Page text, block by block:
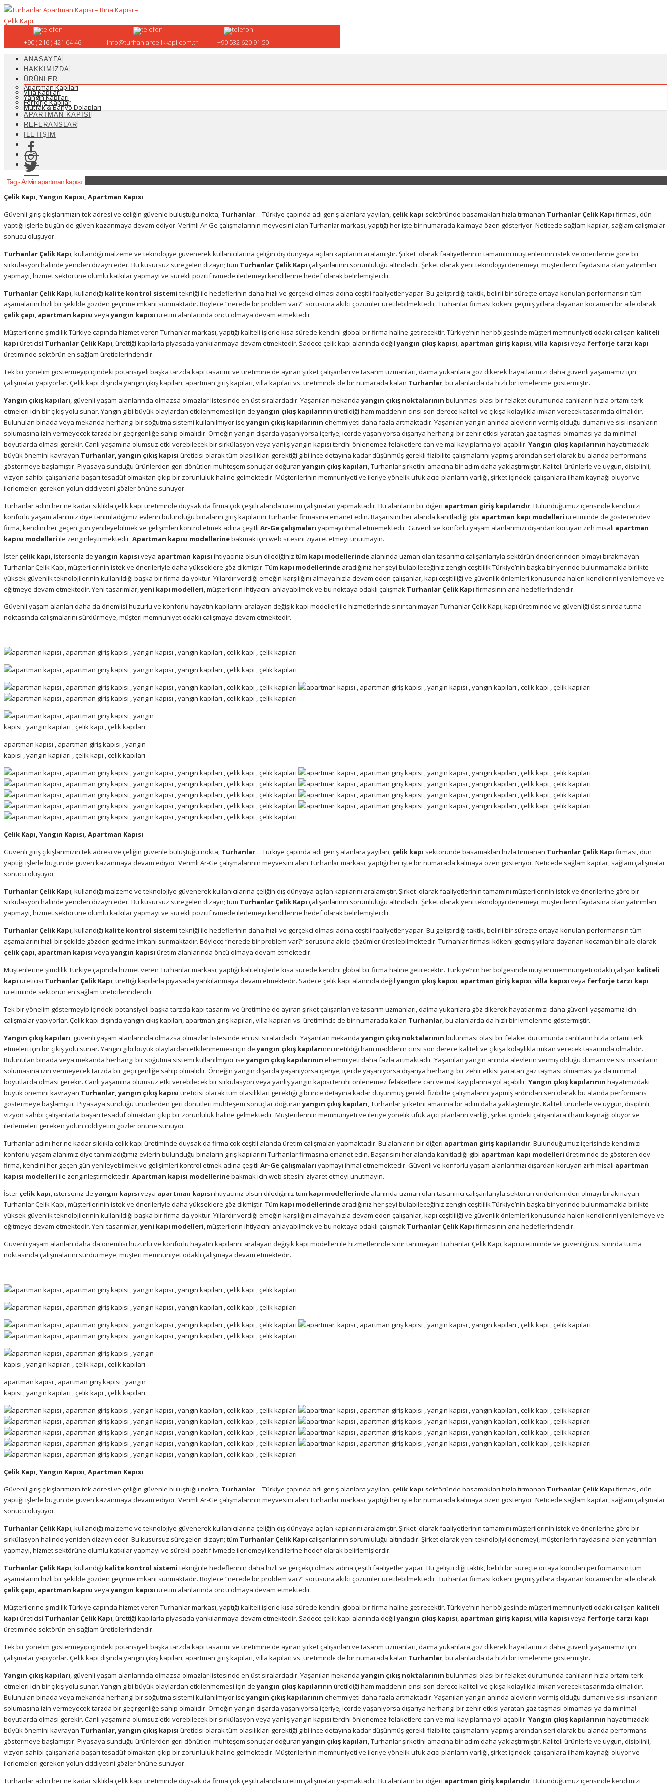
+90 ( 216 ) 421 04 46 info@turhanlarcelikkapi.com.tr +90 532 620 91 50
ANASAYFA
HAKKIMIZDA
ÜRÜNLER
Apartman Kapıları
Villa Kapıları
Yangın Kapıları
Ferforje Kapılar
Mutfak & Banyo Dolapları
APARTMAN KAPISI
REFERANSLAR
İLETİŞİM
Tag - Artvin apartman kapısı
Çelik Kapı, Yangın Kapısı, Apartman Kapısı
Güvenli giriş çıkışlarımızın tek adresi ve çeliğin güvenle buluştuğu nokta; Turhanlar… Türkiye çapında adı geniş alanlara yayılan, çelik kapı sektöründe basamakları hızla tırmanan Turhanlar Çelik Kapı firması, dün
yaptığı işlerle bugün de güven kazanmaya devam ediyor. Verimli Ar-Ge çalışmalarının meyvesini alan Turhanlar markası, yaptığı her işte bir numarada kalmaya özen gösteriyor. Neticede sağlam kapılar, sağlam çalışmalar
sonucu oluşuyor.
Turhanlar Çelik Kapı; kullandığı malzeme ve teknolojiye güvenerek kullanıcılarına çeliğin dış dünyaya açılan kapılarını aralamıştır. Şirket olarak faaliyetlerinin tamamını müşterilerinin istek ve önerilerine göre bir
sirkülasyon halinde yeniden dizayn eder. Bu kusursuz süregelen dizayn; tüm Turhanlar Çelik Kapı çalışanlarının sorumluluğu altındadır. Şirket olarak yeni teknolojiyi denemeyi, müşterilerin faydasına olan yatırımları
yapmayı, hizmet sektörüne olumlu katkılar yapmayı ve sürekli pozitif ivmede ilerlemeyi kendilerine hedef olarak belirlemişlerdir.
Turhanlar Çelik Kapı, kullandığı kalite kontrol sistemi tekniği ile hedeflerinin daha hızlı ve gerçekçi olması adına çeşitli faaliyetler yapar. Bu geliştirdiği taktik, belirli bir süreçte ortaya konulan performansın tüm
aşamalarını hızlı bir şekilde gözden geçirme imkanı sunmaktadır. Böylece “nerede bir problem var?” sorusuna akılcı çözümler üretilebilmektedir. Turhanlar firması kökeni geçmiş yıllara dayanan kocaman bir aile olarak
çelik çapı, apartman kapısı veyayangın kapısı üretim alanlarında öncü olmaya devam etmektedir.
Müşterilerine şimdilik Türkiye çapında hizmet veren Turhanlar markası, yaptığı kaliteli işlerle kısa sürede kendini global bir firma haline getirecektir. Türkiye’nin her bölgesinde müşteri memnuniyeti odaklı çalışan kaliteli
kapı üreticisi Turhanlar Çelik Kapı, ürettiği kapılarla piyasada yankılanmaya devam etmektedir. Sadece çelik kapı alanında değilyangın çıkış kapısı, apartman giriş kapısı,villa kapısı veya ferforje tarzı kapı
üretiminde sektörün en sağlam üreticilerindendir.
Tek bir yönelim göstermeyip içindeki potansiyeli başka tarzda kapı tasarımı ve üretimine de ayıran şirket çalışanları ve tasarım uzmanları, daima yukarılara göz dikerek hayatlarımızı daha güvenli yaşamamız için
çalışmalar yapıyorlar. Çelik kapı dışında yangın çıkış kapıları, apartman giriş kapıları, villa kapıları vs. üretiminde de bir numarada kalan Turhanlar, bu alanlarda da hızlı bir ivmelenme göstermiştir.
Yangın çıkış kapıları, güvenli yaşam alanlarında olmazsa olmazlar listesinde en üst sıralardadır. Yaşanılan mekandayangın çıkış noktalarının bulunması olası bir felaket durumunda canlıların hızla ortamı terk
etmeleri için bir çıkış yolu sunar. Yangın gibi büyük olaylardan etkilenmemesi için deyangın çıkış kapılarının üretildiği ham maddenin cinsi son derece kaliteli ve çıkışa kolaylıkla imkan verecek tasarımda olmalıdır.
Bulunulan binada veya mekanda herhangi bir soğutma sistemi kullanılmıyor iseyangın çıkış kapılarının ehemmiyeti daha fazla artmaktadır. Yaşanılan yangın anında alevlerin vermiş olduğu dumanı ve sisi insanların
solumasına izin vermeyecek tarzda bir geçirgenliğe sahip olmalıdır. Örneğin yangın dışarda yaşanıyorsa içeriye; içerde yaşanıyorsa dışarıya herhangi bir zehir etkisi yaratan gaz taşması olmaması ya da minimal
boyutlarda olması gerekir. Canlı yaşamına olumsuz etki verebilecek bir sirkülasyon veya yanlış yangın kapısı tercihi önlenemez felaketlere can ve mal kayıplarına yol açabilir. Yangın çıkış kapılarının hayatımızdaki
büyük önemini kavrayan Turhanlar, yangın çıkış kapısı üreticisi olarak tüm olasılıkları gerektiği gibi ince detayına kadar düşünmüş gerekli fizibilite çalışmalarını yapmış ardından seri olarak bu alanda performans
göstermeye başlamıştır. Piyasaya sunduğu ürünlerden geri dönütleri muhteşem sonuçlar doğuranyangın çıkış kapıları, Turhanlar şirketini amacına bir adım daha yaklaştırmıştır. Kaliteli ürünlerle ve uygun, disiplinli,
vizyon sahibi çalışanlarla başarı tesadüf olmaktan çıkıp bir zorunluluk haline gelmektedir. Müşterilerinin memnuniyeti ve ileriye yönelik ufuk açıcı planların varlığı, şirket içindeki çalışanlara ilham kaynağı oluyor ve
ilerlemeleri gereken yolun ciddiyetini gözler önüne sunuyor.
Turhanlar adını her ne kadar sıklıkla çelik kapı üretiminde duysak da firma çok çeşitli alanda üretim çalışmaları yapmaktadır. Bu alanların bir diğeri apartman giriş kapılarıdır. Bulunduğumuz içerisinde kendimizi
konforlu yaşam alanımız diye tanımladığımız evlerin bulunduğu binaların giriş kapılarını Turhanlar firmasına emanet edin. Başarısını her alanda kanıtladığı gibi apartman kapı modelleri üretiminde de gösteren dev
firma, kendini her geçen gün yenileyebilmek ve gelişimleri kontrol etmek adına çeşitli Ar-Ge çalışmaları yapmayı ihmal etmemektedir. Güvenli ve konforlu yaşam alanlarımızı dışardan koruyan zırh misali apartman
kapısı modelleri ile zenginleştirmektedir. Apartman kapısı modellerinebakmak için web sitesini ziyaret etmeyi unutmayın.
İster çelik kapı, isterseniz deyangın kapısı veya apartman kapısı ihtiyacınız olsun dilediğiniz tüm kapı modellerinde alanında uzman olan tasarımcı çalışanlarıyla sektörün önderlerinden olmayı bırakmayan
Turhanlar Çelik Kapı, müşterilerinin istek ve önerileriyle daha yükseklere göz dikmiştir. Tüm kapı modellerinde aradığınız her şeyi bulabileceğiniz zengin çeşitlilik Türkiye’nin başka bir yerinde bulunmamakla birlikte
yüksek güvenlik teknolojilerinin kullanıldığı başka bir firma da yoktur. Yıllardır verdiği emeğin karşılığını almaya hızla devam eden çalışanlar, kapı çeşitliliği ve güvenlik önlemleri konusunda halen kendilerini yenilemeye ve
eğitmeye devam etmektedir. Yeni tasarımlar,yeni kapı modelleri, müşterilerin ihtiyacını anlayabilmek ve bu noktaya odaklı çalışmak Turhanlar Çelik Kapı firmasının ana hedeflerindendir.
Güvenli yaşam alanları daha da önemlisi huzurlu ve konforlu hayatın kapılarını aralayan değişik kapı modelleri ile hizmetlerinde sınır tanımayan Turhanlar Çelik Kapı, kapı üretiminde ve güvenliği üst sınırda tutma
noktasında çalışmalarını sürdürmeye, müşteri memnuniyet odaklı çalışmaya devam etmektedir.
apartman kapısı , apartman giriş kapısı , yangın
kapısı , yangın kapıları , çelik kapı , çelik kapıları
Çelik Kapı, Yangın Kapısı, Apartman Kapısı
Güvenli giriş çıkışlarımızın tek adresi ve çeliğin güvenle buluştuğu nokta; Turhanlar… Türkiye çapında adı geniş alanlara yayılan, çelik kapı sektöründe basamakları hızla tırmanan Turhanlar Çelik Kapı firması, dün
yaptığı işlerle bugün de güven kazanmaya devam ediyor. Verimli Ar-Ge çalışmalarının meyvesini alan Turhanlar markası, yaptığı her işte bir numarada kalmaya özen gösteriyor. Neticede sağlam kapılar, sağlam çalışmalar
sonucu oluşuyor.
Turhanlar Çelik Kapı; kullandığı malzeme ve teknolojiye güvenerek kullanıcılarına çeliğin dış dünyaya açılan kapılarını aralamıştır. Şirket olarak faaliyetlerinin tamamını müşterilerinin istek ve önerilerine göre bir
sirkülasyon halinde yeniden dizayn eder. Bu kusursuz süregelen dizayn; tüm Turhanlar Çelik Kapı çalışanlarının sorumluluğu altındadır. Şirket olarak yeni teknolojiyi denemeyi, müşterilerin faydasına olan yatırımları
yapmayı, hizmet sektörüne olumlu katkılar yapmayı ve sürekli pozitif ivmede ilerlemeyi kendilerine hedef olarak belirlemişlerdir.
Turhanlar Çelik Kapı, kullandığı kalite kontrol sistemi tekniği ile hedeflerinin daha hızlı ve gerçekçi olması adına çeşitli faaliyetler yapar. Bu geliştirdiği taktik, belirli bir süreçte ortaya konulan performansın tüm
aşamalarını hızlı bir şekilde gözden geçirme imkanı sunmaktadır. Böylece “nerede bir problem var?” sorusuna akılcı çözümler üretilebilmektedir. Turhanlar firması kökeni geçmiş yıllara dayanan kocaman bir aile olarak
çelik çapı, apartman kapısı veyayangın kapısı üretim alanlarında öncü olmaya devam etmektedir.
Müşterilerine şimdilik Türkiye çapında hizmet veren Turhanlar markası, yaptığı kaliteli işlerle kısa sürede kendini global bir firma haline getirecektir. Türkiye’nin her bölgesinde müşteri memnuniyeti odaklı çalışan kaliteli
kapı üreticisi Turhanlar Çelik Kapı, ürettiği kapılarla piyasada yankılanmaya devam etmektedir. Sadece çelik kapı alanında değilyangın çıkış kapısı, apartman giriş kapısı,villa kapısı veya ferforje tarzı kapı
üretiminde sektörün en sağlam üreticilerindendir.
Tek bir yönelim göstermeyip içindeki potansiyeli başka tarzda kapı tasarımı ve üretimine de ayıran şirket çalışanları ve tasarım uzmanları, daima yukarılara göz dikerek hayatlarımızı daha güvenli yaşamamız için
çalışmalar yapıyorlar. Çelik kapı dışında yangın çıkış kapıları, apartman giriş kapıları, villa kapıları vs. üretiminde de bir numarada kalan Turhanlar, bu alanlarda da hızlı bir ivmelenme göstermiştir.
Yangın çıkış kapıları, güvenli yaşam alanlarında olmazsa olmazlar listesinde en üst sıralardadır. Yaşanılan mekandayangın çıkış noktalarının bulunması olası bir felaket durumunda canlıların hızla ortamı terk
etmeleri için bir çıkış yolu sunar. Yangın gibi büyük olaylardan etkilenmemesi için deyangın çıkış kapılarının üretildiği ham maddenin cinsi son derece kaliteli ve çıkışa kolaylıkla imkan verecek tasarımda olmalıdır.
Bulunulan binada veya mekanda herhangi bir soğutma sistemi kullanılmıyor iseyangın çıkış kapılarının ehemmiyeti daha fazla artmaktadır. Yaşanılan yangın anında alevlerin vermiş olduğu dumanı ve sisi insanların
solumasına izin vermeyecek tarzda bir geçirgenliğe sahip olmalıdır. Örneğin yangın dışarda yaşanıyorsa içeriye; içerde yaşanıyorsa dışarıya herhangi bir zehir etkisi yaratan gaz taşması olmaması ya da minimal
boyutlarda olması gerekir. Canlı yaşamına olumsuz etki verebilecek bir sirkülasyon veya yanlış yangın kapısı tercihi önlenemez felaketlere can ve mal kayıplarına yol açabilir. Yangın çıkış kapılarının hayatımızdaki
büyük önemini kavrayan Turhanlar, yangın çıkış kapısı üreticisi olarak tüm olasılıkları gerektiği gibi ince detayına kadar düşünmüş gerekli fizibilite çalışmalarını yapmış ardından seri olarak bu alanda performans
göstermeye başlamıştır. Piyasaya sunduğu ürünlerden geri dönütleri muhteşem sonuçlar doğuranyangın çıkış kapıları, Turhanlar şirketini amacına bir adım daha yaklaştırmıştır. Kaliteli ürünlerle ve uygun, disiplinli,
vizyon sahibi çalışanlarla başarı tesadüf olmaktan çıkıp bir zorunluluk haline gelmektedir. Müşterilerinin memnuniyeti ve ileriye yönelik ufuk açıcı planların varlığı, şirket içindeki çalışanlara ilham kaynağı oluyor ve
ilerlemeleri gereken yolun ciddiyetini gözler önüne sunuyor.
Turhanlar adını her ne kadar sıklıkla çelik kapı üretiminde duysak da firma çok çeşitli alanda üretim çalışmaları yapmaktadır. Bu alanların bir diğeri apartman giriş kapılarıdır. Bulunduğumuz içerisinde kendimizi
konforlu yaşam alanımız diye tanımladığımız evlerin bulunduğu binaların giriş kapılarını Turhanlar firmasına emanet edin. Başarısını her alanda kanıtladığı gibi apartman kapı modelleri üretiminde de gösteren dev
firma, kendini her geçen gün yenileyebilmek ve gelişimleri kontrol etmek adına çeşitli Ar-Ge çalışmaları yapmayı ihmal etmemektedir. Güvenli ve konforlu yaşam alanlarımızı dışardan koruyan zırh misali apartman
kapısı modelleri ile zenginleştirmektedir. Apartman kapısı modellerinebakmak için web sitesini ziyaret etmeyi unutmayın.
İster çelik kapı, isterseniz deyangın kapısı veya apartman kapısı ihtiyacınız olsun dilediğiniz tüm kapı modellerinde alanında uzman olan tasarımcı çalışanlarıyla sektörün önderlerinden olmayı bırakmayan
Turhanlar Çelik Kapı, müşterilerinin istek ve önerileriyle daha yükseklere göz dikmiştir. Tüm kapı modellerinde aradığınız her şeyi bulabileceğiniz zengin çeşitlilik Türkiye’nin başka bir yerinde bulunmamakla birlikte
yüksek güvenlik teknolojilerinin kullanıldığı başka bir firma da yoktur. Yıllardır verdiği emeğin karşılığını almaya hızla devam eden çalışanlar, kapı çeşitliliği ve güvenlik önlemleri konusunda halen kendilerini yenilemeye ve
eğitmeye devam etmektedir. Yeni tasarımlar,yeni kapı modelleri, müşterilerin ihtiyacını anlayabilmek ve bu noktaya odaklı çalışmak Turhanlar Çelik Kapı firmasının ana hedeflerindendir.
Güvenli yaşam alanları daha da önemlisi huzurlu ve konforlu hayatın kapılarını aralayan değişik kapı modelleri ile hizmetlerinde sınır tanımayan Turhanlar Çelik Kapı, kapı üretiminde ve güvenliği üst sınırda tutma
noktasında çalışmalarını sürdürmeye, müşteri memnuniyet odaklı çalışmaya devam etmektedir.
apartman kapısı , apartman giriş kapısı , yangın
kapısı , yangın kapıları , çelik kapı , çelik kapıları
Çelik Kapı, Yangın Kapısı, Apartman Kapısı
Güvenli giriş çıkışlarımızın tek adresi ve çeliğin güvenle buluştuğu nokta; Turhanlar… Türkiye çapında adı geniş alanlara yayılan, çelik kapı sektöründe basamakları hızla tırmanan Turhanlar Çelik Kapı firması, dün
yaptığı işlerle bugün de güven kazanmaya devam ediyor. Verimli Ar-Ge çalışmalarının meyvesini alan Turhanlar markası, yaptığı her işte bir numarada kalmaya özen gösteriyor. Neticede sağlam kapılar, sağlam çalışmalar
sonucu oluşuyor.
Turhanlar Çelik Kapı; kullandığı malzeme ve teknolojiye güvenerek kullanıcılarına çeliğin dış dünyaya açılan kapılarını aralamıştır. Şirket olarak faaliyetlerinin tamamını müşterilerinin istek ve önerilerine göre bir
sirkülasyon halinde yeniden dizayn eder. Bu kusursuz süregelen dizayn; tüm Turhanlar Çelik Kapı çalışanlarının sorumluluğu altındadır. Şirket olarak yeni teknolojiyi denemeyi, müşterilerin faydasına olan yatırımları
yapmayı, hizmet sektörüne olumlu katkılar yapmayı ve sürekli pozitif ivmede ilerlemeyi kendilerine hedef olarak belirlemişlerdir.
Turhanlar Çelik Kapı, kullandığı kalite kontrol sistemi tekniği ile hedeflerinin daha hızlı ve gerçekçi olması adına çeşitli faaliyetler yapar. Bu geliştirdiği taktik, belirli bir süreçte ortaya konulan performansın tüm
aşamalarını hızlı bir şekilde gözden geçirme imkanı sunmaktadır. Böylece “nerede bir problem var?” sorusuna akılcı çözümler üretilebilmektedir. Turhanlar firması kökeni geçmiş yıllara dayanan kocaman bir aile olarak
çelik çapı, apartman kapısı veyayangın kapısı üretim alanlarında öncü olmaya devam etmektedir.
Müşterilerine şimdilik Türkiye çapında hizmet veren Turhanlar markası, yaptığı kaliteli işlerle kısa sürede kendini global bir firma haline getirecektir. Türkiye’nin her bölgesinde müşteri memnuniyeti odaklı çalışan kaliteli
kapı üreticisi Turhanlar Çelik Kapı, ürettiği kapılarla piyasada yankılanmaya devam etmektedir. Sadece çelik kapı alanında değilyangın çıkış kapısı, apartman giriş kapısı,villa kapısı veya ferforje tarzı kapı
üretiminde sektörün en sağlam üreticilerindendir.
Tek bir yönelim göstermeyip içindeki potansiyeli başka tarzda kapı tasarımı ve üretimine de ayıran şirket çalışanları ve tasarım uzmanları, daima yukarılara göz dikerek hayatlarımızı daha güvenli yaşamamız için
çalışmalar yapıyorlar. Çelik kapı dışında yangın çıkış kapıları, apartman giriş kapıları, villa kapıları vs. üretiminde de bir numarada kalan Turhanlar, bu alanlarda da hızlı bir ivmelenme göstermiştir.
Yangın çıkış kapıları, güvenli yaşam alanlarında olmazsa olmazlar listesinde en üst sıralardadır. Yaşanılan mekandayangın çıkış noktalarının bulunması olası bir felaket durumunda canlıların hızla ortamı terk
etmeleri için bir çıkış yolu sunar. Yangın gibi büyük olaylardan etkilenmemesi için deyangın çıkış kapılarının üretildiği ham maddenin cinsi son derece kaliteli ve çıkışa kolaylıkla imkan verecek tasarımda olmalıdır.
Bulunulan binada veya mekanda herhangi bir soğutma sistemi kullanılmıyor iseyangın çıkış kapılarının ehemmiyeti daha fazla artmaktadır. Yaşanılan yangın anında alevlerin vermiş olduğu dumanı ve sisi insanların
solumasına izin vermeyecek tarzda bir geçirgenliğe sahip olmalıdır. Örneğin yangın dışarda yaşanıyorsa içeriye; içerde yaşanıyorsa dışarıya herhangi bir zehir etkisi yaratan gaz taşması olmaması ya da minimal
boyutlarda olması gerekir. Canlı yaşamına olumsuz etki verebilecek bir sirkülasyon veya yanlış yangın kapısı tercihi önlenemez felaketlere can ve mal kayıplarına yol açabilir. Yangın çıkış kapılarının hayatımızdaki
büyük önemini kavrayan Turhanlar, yangın çıkış kapısı üreticisi olarak tüm olasılıkları gerektiği gibi ince detayına kadar düşünmüş gerekli fizibilite çalışmalarını yapmış ardından seri olarak bu alanda performans
göstermeye başlamıştır. Piyasaya sunduğu ürünlerden geri dönütleri muhteşem sonuçlar doğuranyangın çıkış kapıları, Turhanlar şirketini amacına bir adım daha yaklaştırmıştır. Kaliteli ürünlerle ve uygun, disiplinli,
vizyon sahibi çalışanlarla başarı tesadüf olmaktan çıkıp bir zorunluluk haline gelmektedir. Müşterilerinin memnuniyeti ve ileriye yönelik ufuk açıcı planların varlığı, şirket içindeki çalışanlara ilham kaynağı oluyor ve
ilerlemeleri gereken yolun ciddiyetini gözler önüne sunuyor.
Turhanlar adını her ne kadar sıklıkla çelik kapı üretiminde duysak da firma çok çeşitli alanda üretim çalışmaları yapmaktadır. Bu alanların bir diğeri apartman giriş kapılarıdır. Bulunduğumuz içerisinde kendimizi